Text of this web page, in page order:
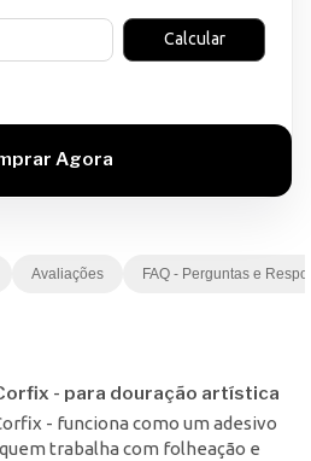
Calcular
Avaliações FAQ - Perguntas e
- para douração artística
- funciona como um adesivo
trabalha com folheação e